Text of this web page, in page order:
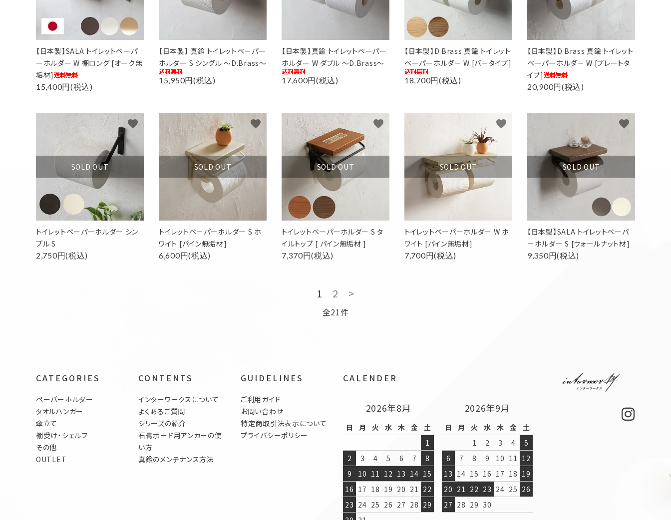
【日本製】SALA トイレットペーパ
ーホルダー W 棚ロング [オーク無
垢材]
15,400円(税込)
【日本製】 真鍮 トイレットペーパー
ホルダー S シングル ～D.Brass～
15,950円(税込)
【日本製】真鍮 トイレットペーパー
ホルダー W ダブル ～D.Brass～
17,600円(税込)
【日本製】D.Brass 真鍮 トイレット
ペーパーホルダー W [バータイプ]
18,700円(税込)
【日本製】D.Brass 真鍮 トイレット
ペーパーホルダー W [プレートタ
イプ]
20,900円(税込)
SOLD OUT
トイレットペーパーホルダー シン
プル S
2,750円(税込)
favorite
SOLD OUT
トイレットペーパーホルダー S ホ
ワイト [パイン無垢材]
6,600円(税込)
favorite
SOLD OUT
トイレットペーパーホルダー S タ
イルトップ [ パイン無垢材 ]
7,370円(税込)
favorite
SOLD OUT
トイレットペーパーホルダー W ホ
ワイト [パイン無垢材]
7,700円(税込)
favorite
SOLD OUT
【日本製】SALA トイレットペーパ
ーホルダー S [ウォールナット材]
9,350円(税込)
favorite
1 2 >
全21件
検索する
CATEGORIES
ペーパーホルダー
タオルハンガー
傘立て
棚受け・シェルフ
その他
OUTLET
CONTENTS
インターワークスについて
よくあるご質問
シリーズの紹介
石膏ボード用アンカーの使
い方
真鍮のメンテナンス方法
GUIDELINES
ご利用ガイド
お問い合わせ
特定商取引法表示について
プライバシーポリシー
CALENDER
2026年8月
日 月 火 水 木 金 土
1
2
3 4 5 6 7
8
9
10 11 12 13 14 15
16 17 18 19 20 21 22
23 24 25 26 27 28 29
2026年9月
日 月 火 水 木 金 土
1
2 3 4
5
6
7 8 9 10 11 12
13 14 15 16 17 18 19
20 21 22 23 24 25 26
27 28 29 30